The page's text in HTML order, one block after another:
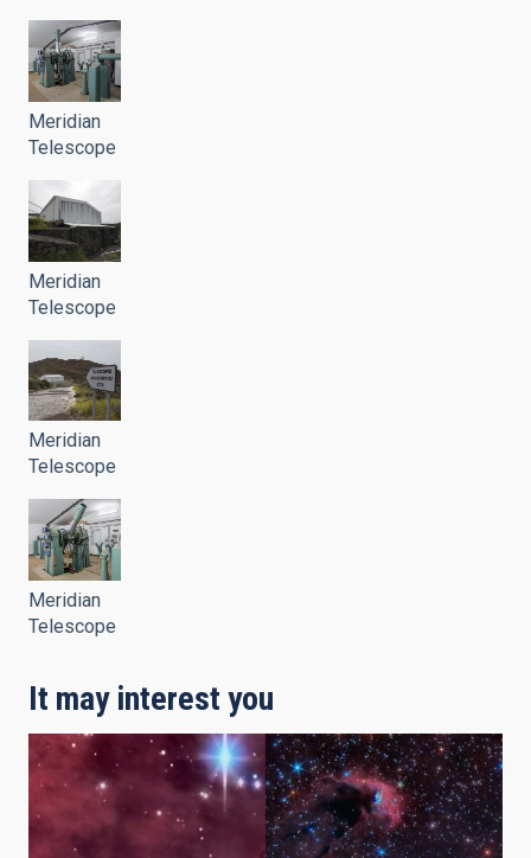
Meridian
Telescope
Meridian
Telescope
Meridian
Telescope
Meridian
Telescope
It may interest you